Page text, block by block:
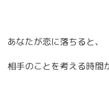
あなたが恋に落ちると、
相手のことを考える時間